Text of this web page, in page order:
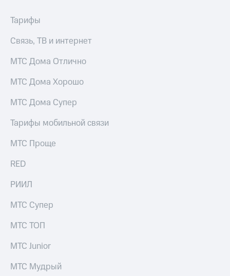
Порядок
акций
Рынок
Описание
Еврооблигации-2023
о
погашении
Реквизиты
развитие
На главную
Тарифы
Связь, ТВ и интернет
МТС Дома Отлично
МТС Дома Хорошо
МТС Дома Супер
Тарифы мобильной связи
МТС Проще
RED
РИИЛ
МТС Супер
МТС ТОП
МТС Junior
МТС Мудрый